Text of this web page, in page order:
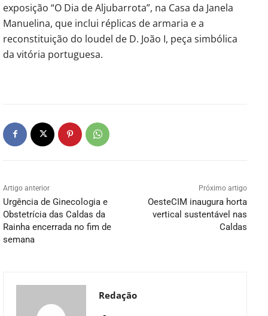
exposição “O Dia de Aljubarrota”, na Casa da Janela
Manuelina, que inclui réplicas de armaria e a
reconstituição do loudel de D. João I, peça simbólica
da vitória portuguesa.
Artigo anterior
Urgência de Ginecologia e
Obstetrícia das Caldas da
Rainha encerrada no fim de
semana
Próximo artigo
OesteCIM inaugura horta
vertical sustentável nas
Caldas
Redação